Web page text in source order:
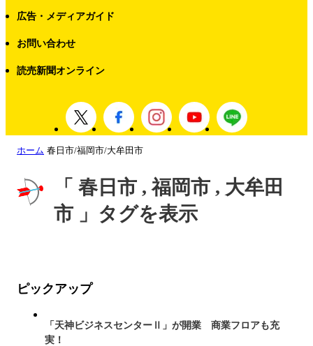
広告・メディアガイド
お問い合わせ
読売新聞オンライン
ホーム 春日市/福岡市/大牟田市
「 春日市 , 福岡市 , 大牟田
市 」タグを表示
ピックアップ
「天神ビジネスセンターⅡ」が開業 商業フロアも充
実！